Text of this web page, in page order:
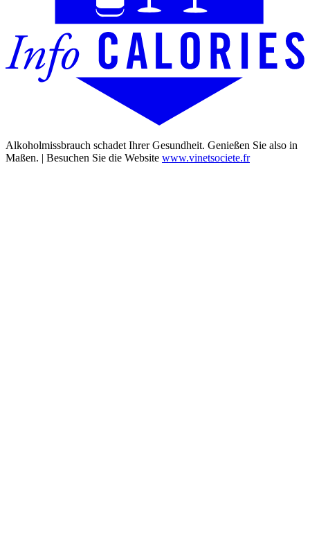
Alkoholmissbrauch schadet Ihrer Gesundheit. Genießen Sie also in
Maßen. | Besuchen Sie die Website www.vinetsociete.fr